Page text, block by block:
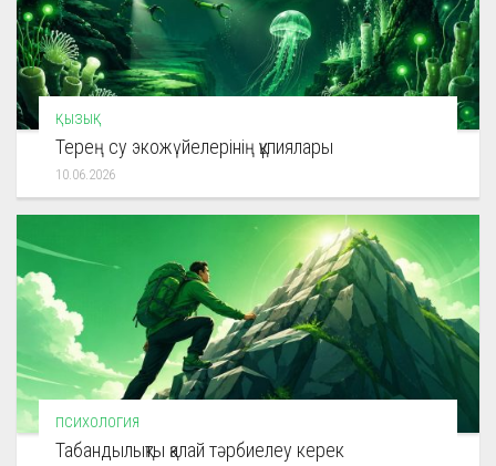
ҚЫЗЫҚ
Терең су экожүйелерінің құпиялары
10.06.2026
ПСИХОЛОГИЯ
Табандылықты қалай тәрбиелеу керек